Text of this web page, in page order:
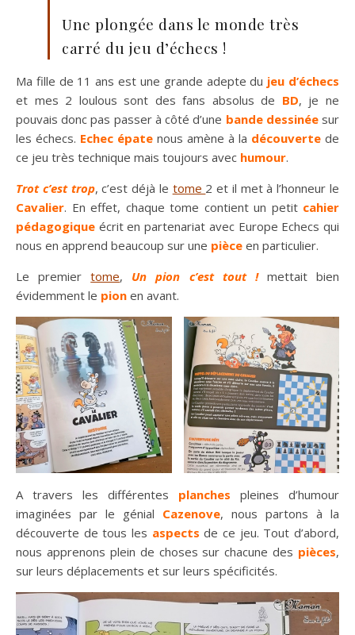
Une plongée dans le monde très
carré du jeu d’échecs !
Ma fille de 11 ans est une grande adepte du jeu d’échecs
et mes 2 loulous sont des fans absolus de BD, je ne
pouvais donc pas passer à côté d’une bande dessinéesur
les échecs. Echec épate nous amène à la découverte de
ce jeu très technique mais toujours avec humour.
Trot c’est trop, c’est déjà le tome 2 et il met à l’honneur le
Cavalier. En effet, chaque tome contient un petit cahier
pédagogique écrit en partenariat avec Europe Echecs qui
nous en apprend beaucoup sur une pièce en particulier.
Le premiertome, Un pion c’est tout !mettait bien
évidemment le pion en avant.
A travers les différentes planches
pleines d’humour
imaginées par le génial Cazenove, nous partons à la
découverte de tous les aspects de ce jeu. Tout d’abord,
nous apprenons plein de choses sur chacune des pièces,
sur leurs déplacements et sur leurs spécificités.